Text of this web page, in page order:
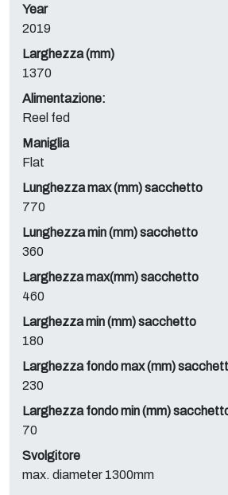
Year
2019
Larghezza (mm)
1370
Alimentazione:
Reel fed
Maniglia
Flat
Lunghezza max (mm) sacchetto
770
Lunghezza min (mm) sacchetto
360
Larghezza max(mm) sacchetto
460
Larghezza min (mm) sacchetto
180
Larghezza fondo max (mm)
230
Larghezza fondo min (mm)
70
Svolgitore
max. diameter 1300mm